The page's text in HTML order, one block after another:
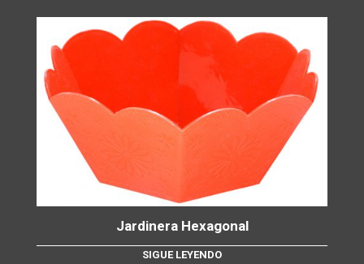
Jardinera Hexagonal
SIGUE LEYENDO